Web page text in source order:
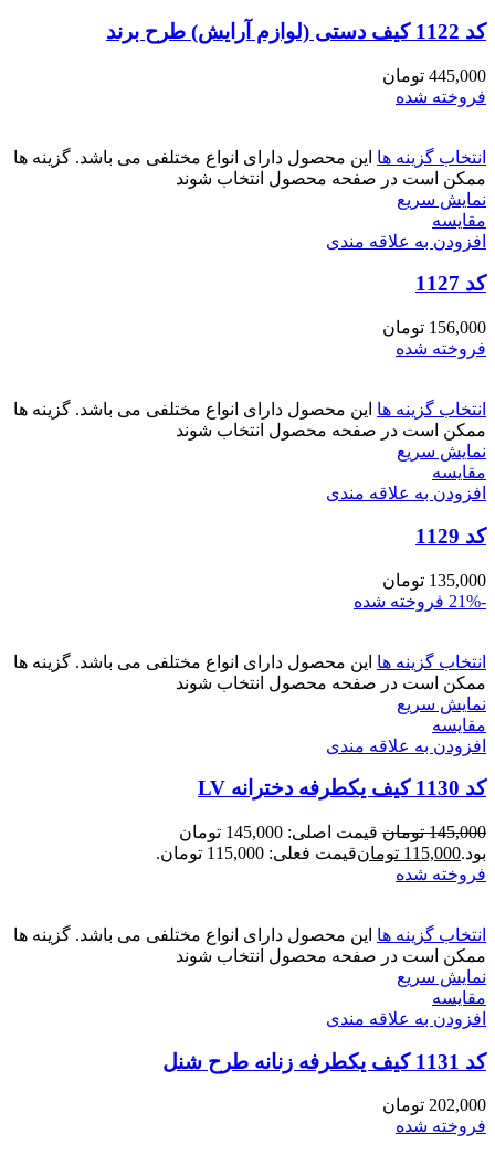
کد 1122 کیف دستی (لوازم آرایش) طرح برند
445,000 تومان
فروخته شده
انتخاب گزینه ها این محصول دارای انواع مختلفی می باشد. گزینه ها
ممکن است در صفحه محصول انتخاب شوند
نمایش سریع
مقايسه
افزودن به علاقه مندی
کد 1127
156,000 تومان
فروخته شده
انتخاب گزینه ها این محصول دارای انواع مختلفی می باشد. گزینه ها
ممکن است در صفحه محصول انتخاب شوند
نمایش سریع
مقايسه
افزودن به علاقه مندی
کد 1129
135,000 تومان
-21%
فروخته شده
انتخاب گزینه ها این محصول دارای انواع مختلفی می باشد. گزینه ها
ممکن است در صفحه محصول انتخاب شوند
نمایش سریع
مقايسه
افزودن به علاقه مندی
کد 1130 کیف یکطرفه دخترانه LV
145,000 تومان
قیمت اصلی: 145,000 تومان
بود.115,000 تومانقیمت فعلی: 115,000 تومان.
فروخته شده
انتخاب گزینه ها این محصول دارای انواع مختلفی می باشد. گزینه ها
ممکن است در صفحه محصول انتخاب شوند
نمایش سریع
مقايسه
افزودن به علاقه مندی
کد 1131 کیف یکطرفه زنانه طرح شنل
202,000 تومان
فروخته شده